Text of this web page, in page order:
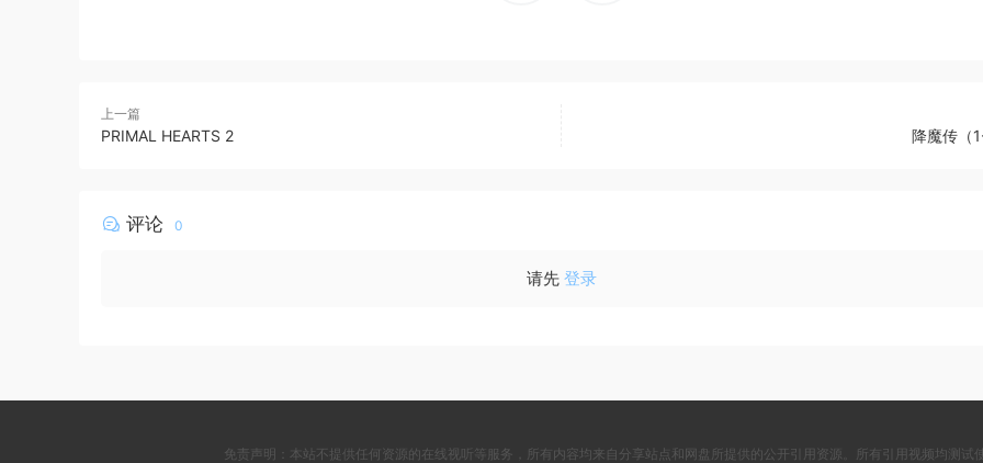
上一篇
PRIMAL HEARTS 2 降魔传（
评论 0
请先 登录
免责声明：本站不提供任何资源的在线视听等服务，所有内容均来自分享站点和网盘所提供的公开引用资源。所有引用视频均测试